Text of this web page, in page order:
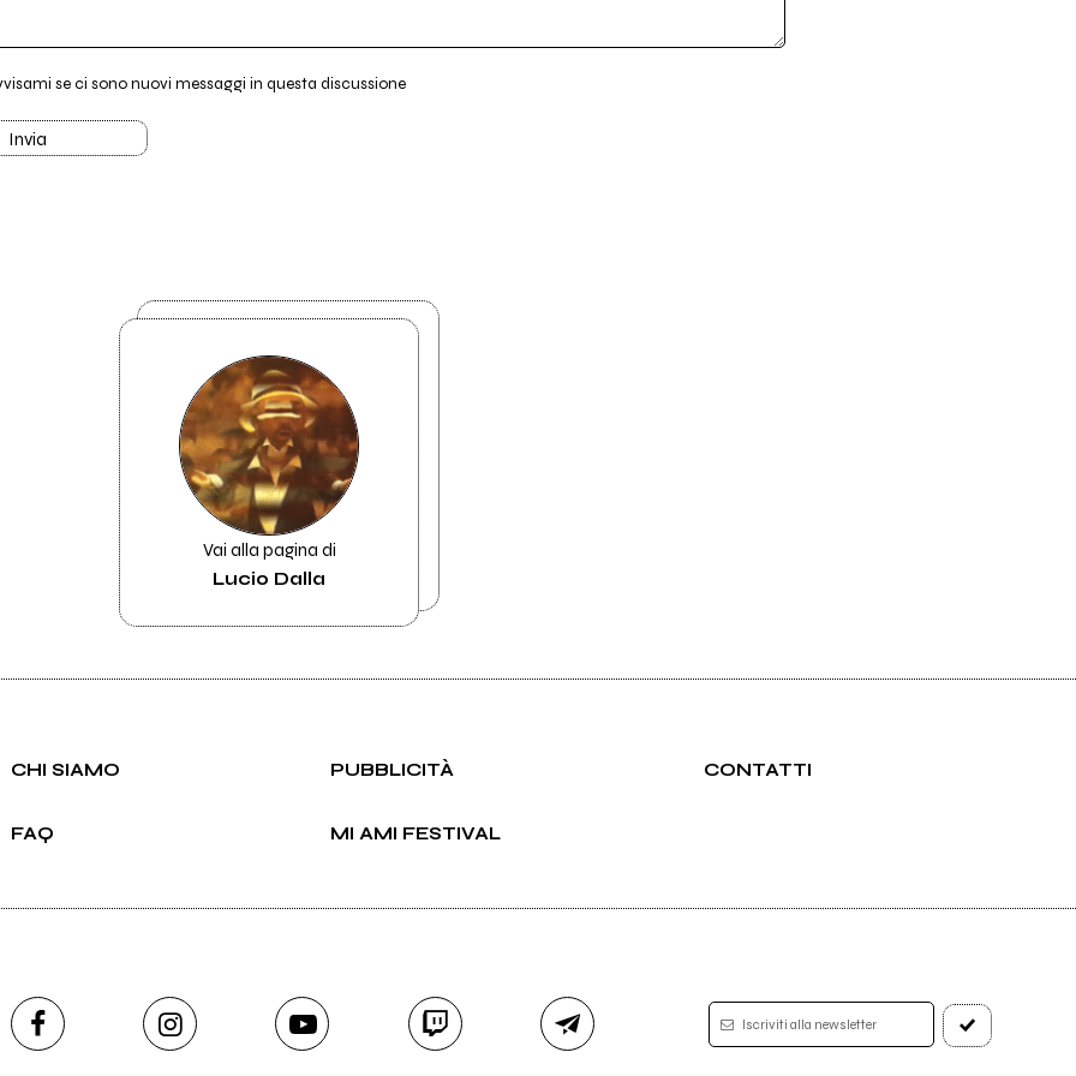
se ci sono nuovi messaggi in questa discussione
Invia
Vai alla pagina di
Lucio Dalla
CHI SIAMO PUBBLICITÀ CONTATTI
FAQ MI AMI FESTIVAL
Iscriviti alla newsletter